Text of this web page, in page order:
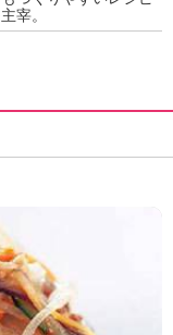
宰。